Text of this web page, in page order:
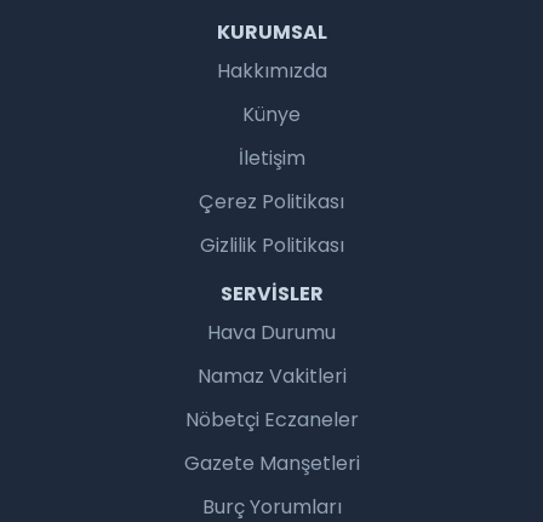
KURUMSAL
Hakkımızda
Künye
İletişim
Çerez Politikası
Gizlilik Politikası
SERVISLER
Hava Durumu
Namaz Vakitleri
Nöbetçi Eczaneler
Gazete Manşetleri
Burç Yorumları